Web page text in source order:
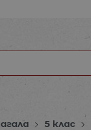
5 клас